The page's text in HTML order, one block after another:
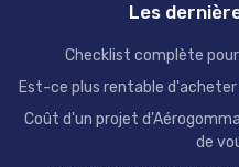
Les
Checklist complète
Est-ce plus rentable d'acheter
Coût d'un projet
de